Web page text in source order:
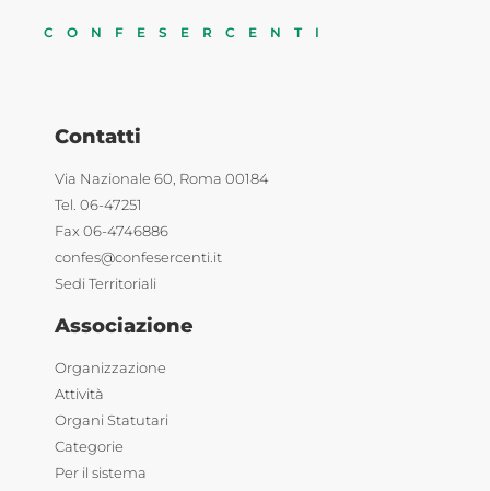
CONFESERCENTI
Contatti
Via Nazionale 60, Roma 00184
Tel. 06-47251
Fax 06-4746886
confes@confesercenti.it
Sedi Territoriali
Associazione
Organizzazione
Attività
Organi Statutari
Categorie
Per il sistema